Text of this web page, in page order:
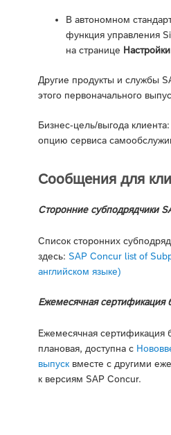
В автономном
функция управления
на странице
Другие продукты и службы
этого первоначального
Бизнес-цель/выгода
опцию сервиса
Сообщения для
Сторонние субподрядчики
Список сторонних
здесь: SAP Concur list of
английском языке)
Ежемесячная сертификация
Ежемесячная сертификация
плановая, доступна с
выпуск вместе с другими
к версиям SAP Concur.